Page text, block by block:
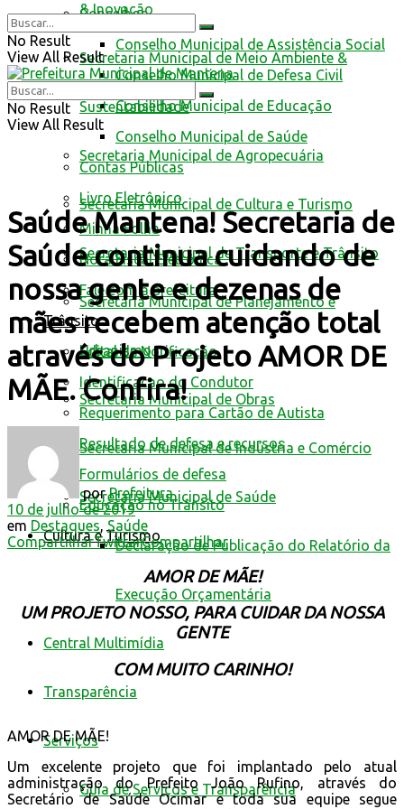
Conselhos
Conselho Municipal de Assistência Social
Conselho Municipal de Defesa Civil
Conselho Municipal de Educação
Conselho Municipal de Saúde
Contas Públicas
Livro Eletrônico
Minha Folha
Nota Fiscal Eletrônica
Fale com a prefeitura
Trânsito
Edital de Notificação
Identificacao do Condutor
Requerimento para Cartão de Autista
Resultado de defesa e recursos
Formulários de defesa
Educação no Trânsito
Cultura e Turismo
& Inovação
Secretaria Municipal de Meio Ambiente &
Sustentabilidade
Secretaria Municipal de Agropecuária
Secretaria Municipal de Cultura e Turismo
Secretaria Municipal de Transporte e Trânsito
Secretaria Municipal de Planejamento e
Urbanismo
Secretaria Municipal de Obras
Secretaria Municipal de Indústria e Comércio
Secretaria Municipal de Saúde
Declaração de Publicação do Relatório da
Execução Orçamentária
Central Multimídia
Transparência
Serviços
Guia de Serviços e Transparência
No Result
View All Result
No Result
View All Result
Saúde Mantena! Secretaria de
Saúde continua cuidando de
nossa gente e dezenas de
mães recebem atenção total
através do Projeto AMOR DE
MÃE. Confira!
por Prefeitura
10 de julho de 2019
em Destaques, Saúde
CompartilharTwittarCompartilhar
AMOR DE MÃE!
UM PROJETO NOSSO, PARA CUIDAR DA NOSSA
GENTE
COM MUITO CARINHO!
AMOR DE MÃE!
Um excelente projeto que foi implantado pelo atual
administração do Prefeito João Rufino, através do
Secretário de Saúde Ocimar e toda sua equipe segue